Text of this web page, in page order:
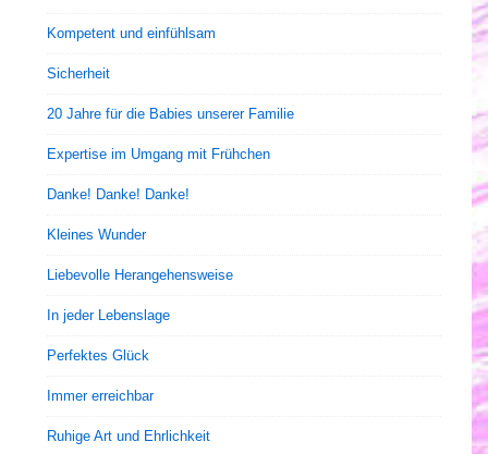
Kompetent und einfühlsam
Sicherheit
20 Jahre für die Babies unserer Familie
Expertise im Umgang mit Frühchen
Danke! Danke! Danke!
Kleines Wunder
Liebevolle Herangehensweise
In jeder Lebenslage
Perfektes Glück
Immer erreichbar
Ruhige Art und Ehrlichkeit